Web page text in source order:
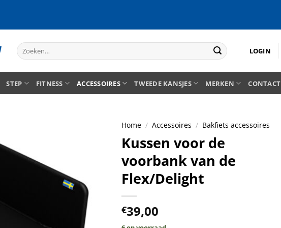
Zoeken
naar:
LOGIN
STEP FITNESS ACCESSOIRES TWEEDE KANSJES MERKEN CONTACT
Home / Accessoires / Bakfiets accessoires
Kussen voor de
voorbank van de
Flex/Delight
€39,00